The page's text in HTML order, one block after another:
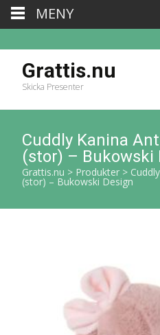
Grattis.nu
Skicka Presenter
Cuddly Kanina
(stor) – Bukowski
Grattis.nu > Produkter >
(stor) – Bukowski Design
MENY